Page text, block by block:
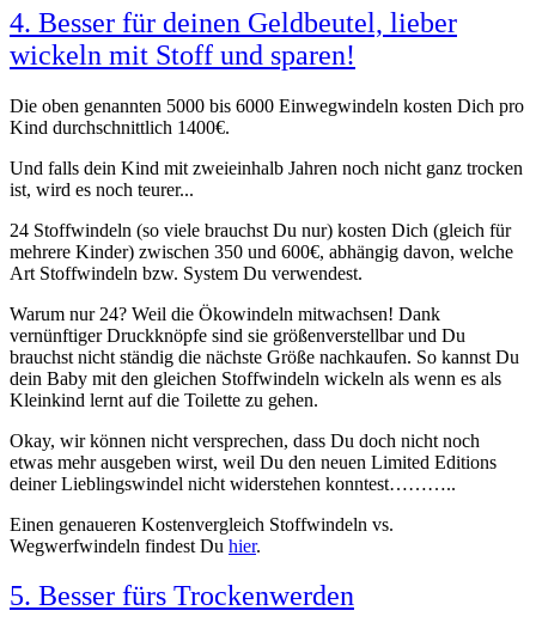
4. Besser für deinen Geldbeutel, lieber
wickeln mit Stoff und sparen!
Die oben genannten 5000 bis 6000 Einwegwindeln kosten Dich pro
Kind durchschnittlich 1400€.
Und falls dein Kind mit zweieinhalb Jahren noch nicht ganz trocken
ist, wird es noch teurer...
24 Stoffwindeln (so viele brauchst Du nur) kosten Dich (gleich für
mehrere Kinder) zwischen 350 und 600€, abhängig davon, welche
Art Stoffwindeln bzw. System Du verwendest.
Warum nur 24? Weil die Ökowindeln mitwachsen! Dank
vernünftiger Druckknöpfe sind sie größenverstellbar und Du
brauchst nicht ständig die nächste Größe nachkaufen. So kannst Du
dein Baby mit den gleichen Stoffwindeln wickeln als wenn es als
Kleinkind lernt auf die Toilette zu gehen.
Okay, wir können nicht versprechen, dass Du doch nicht noch
etwas mehr ausgeben wirst, weil Du den neuen Limited Editions
deiner Lieblingswindel nicht widerstehen konntest………..
Einen genaueren Kostenvergleich Stoffwindeln vs.
Wegwerfwindeln findest Du hier.
5. Besser fürs Trockenwerden